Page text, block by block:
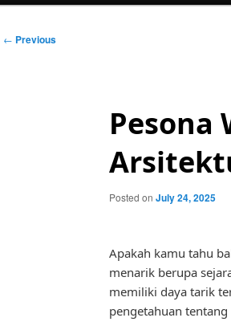
Post
← Previous
Pesona
Posted on July 24, 2025
Apakah kamu tahu
menarik berupa
memiliki daya tarik
pengetahuan